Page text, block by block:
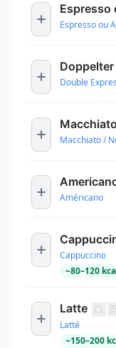
Espresso
Espresso ou
Double
Macchiato
Macchiato /
Américano
Cappuccino
~80–120
Latte
Latté
~150–200